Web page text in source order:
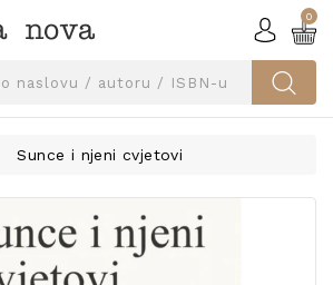
0
Sunce i njeni cvjetovi